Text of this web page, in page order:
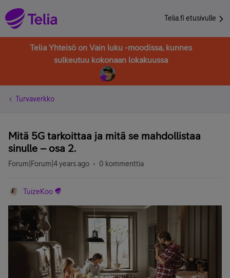
Telia.fi etusivulle
Telia Yhteisö on Vain luku -moodissa, kunnes
sulkeutuu kokonaan lokakuussa
Turvaverkko
Mitä 5G tarkoittaa ja mitä se mahdollistaa
sinulle – osa 2.
Forum|Forum|4 years ago 0 kommenttia
TuizeKoo